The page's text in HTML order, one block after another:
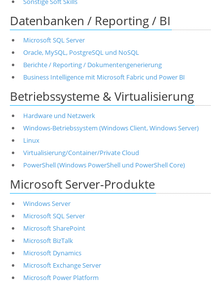
Datenbanken / Reporting / BI
Microsoft SQL Server
Oracle, MySQL, PostgreSQL und NoSQL
Berichte / Reporting / Dokumentengenerierung
Business Intelligence mit Microsoft Fabric und Power BI
Betriebssysteme & Virtualisierung
Hardware und Netzwerk
Windows-Betriebssystem (Windows Client, Windows Server)
Linux
Virtualisierung/Container/Private Cloud
PowerShell (Windows PowerShell und PowerShell Core)
Microsoft Server-Produkte
Windows Server
Microsoft SQL Server
Microsoft SharePoint
Microsoft BizTalk
Microsoft Dynamics
Microsoft Exchange Server
Microsoft Power Platform